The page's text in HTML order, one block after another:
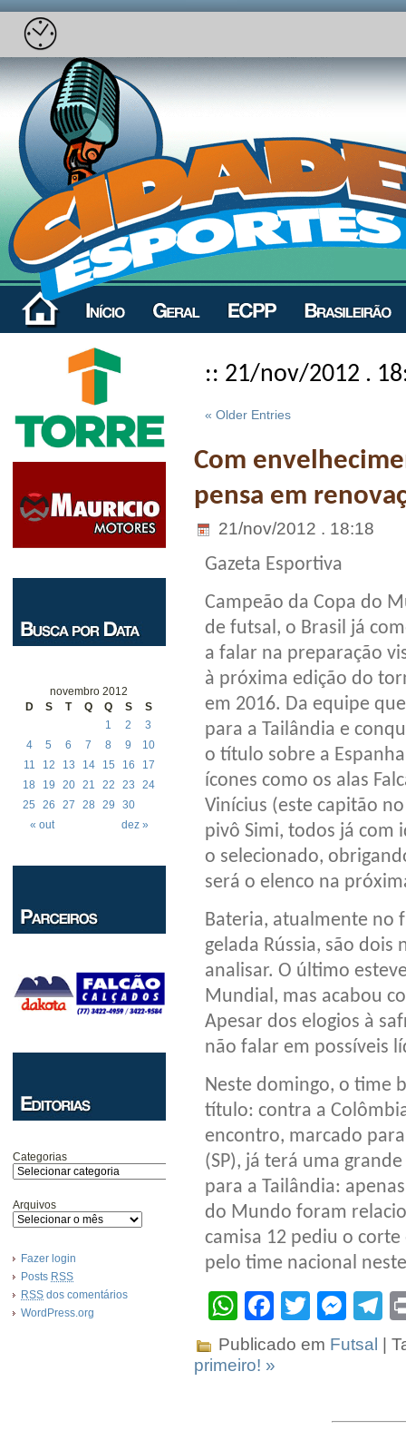
novembro 2012
D
S T Q Q S S
« out dez »
1 2
3
4
5 6 7 8 9
10
11
12 13 14 15 16
17
18
19 20 21 22 23
24
25
26 27 28 29 30
Categorias
Arquivos
Fazer login
Posts RSS
RSS dos comentários
WordPress.org
:: 21/nov/2012 .
« Older Entries
Com
pensa em
21/nov/2012 . 18:18
Gazeta Esportiva
Campeão da Copa do
de futsal, o Brasil já
a falar na preparação
à próxima edição do
em 2016. Da equipe
para a Tailândia e
o título sobre a
ícones como os alas
Vinícius (este capitão
pivô Simi, todos já com
o selecionado,
será o elenco na
Bateria, atualmente no
gelada Rússia, são
analisar. O último
Mundial, mas acabou
Apesar dos elogios à
não falar em possíveis
Neste domingo, o time
título: contra a
encontro, marcado
(SP), já terá uma
para a Tailândia:
do Mundo foram
camisa 12 pediu o
pelo time nacional
WhatsApp
Facebook
Twitter
Publicado em Futsal
|
primeiro! »